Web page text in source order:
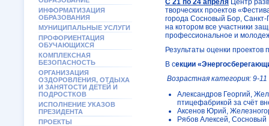
ИНФОРМАТИЗАЦИЯ
ОБРАЗОВАНИЯ
МУНИЦИПАЛЬНЫЕ УСЛУГИ
ПРОФОРИЕНТАЦИЯ
ОБУЧАЮЩИХСЯ
КОМПЛЕКСНАЯ
БЕЗОПАСНОСТЬ
ОРГАНИЗАЦИЯ
ОЗДОРОВЛЕНИЯ, ОТДЫХА
И ЗАНЯТОСТИ ДЕТЕЙ И
ПОДРОСТКОВ
ИСПОЛНЕНИЕ УКАЗОВ
ПРЕЗИДЕНТА
ПРОЕКТЫ
С 21 по 24 апреля Центр
творческих проектов
города Сосновый Бор, Санкт-
на котором все участники
профессиональное и
Результаты оценки
В секции
Возрастная категория: 9-11
Александров Георгий,
птицефабрикой за счёт
Аксенов Юрий,
Рябов Алексей,